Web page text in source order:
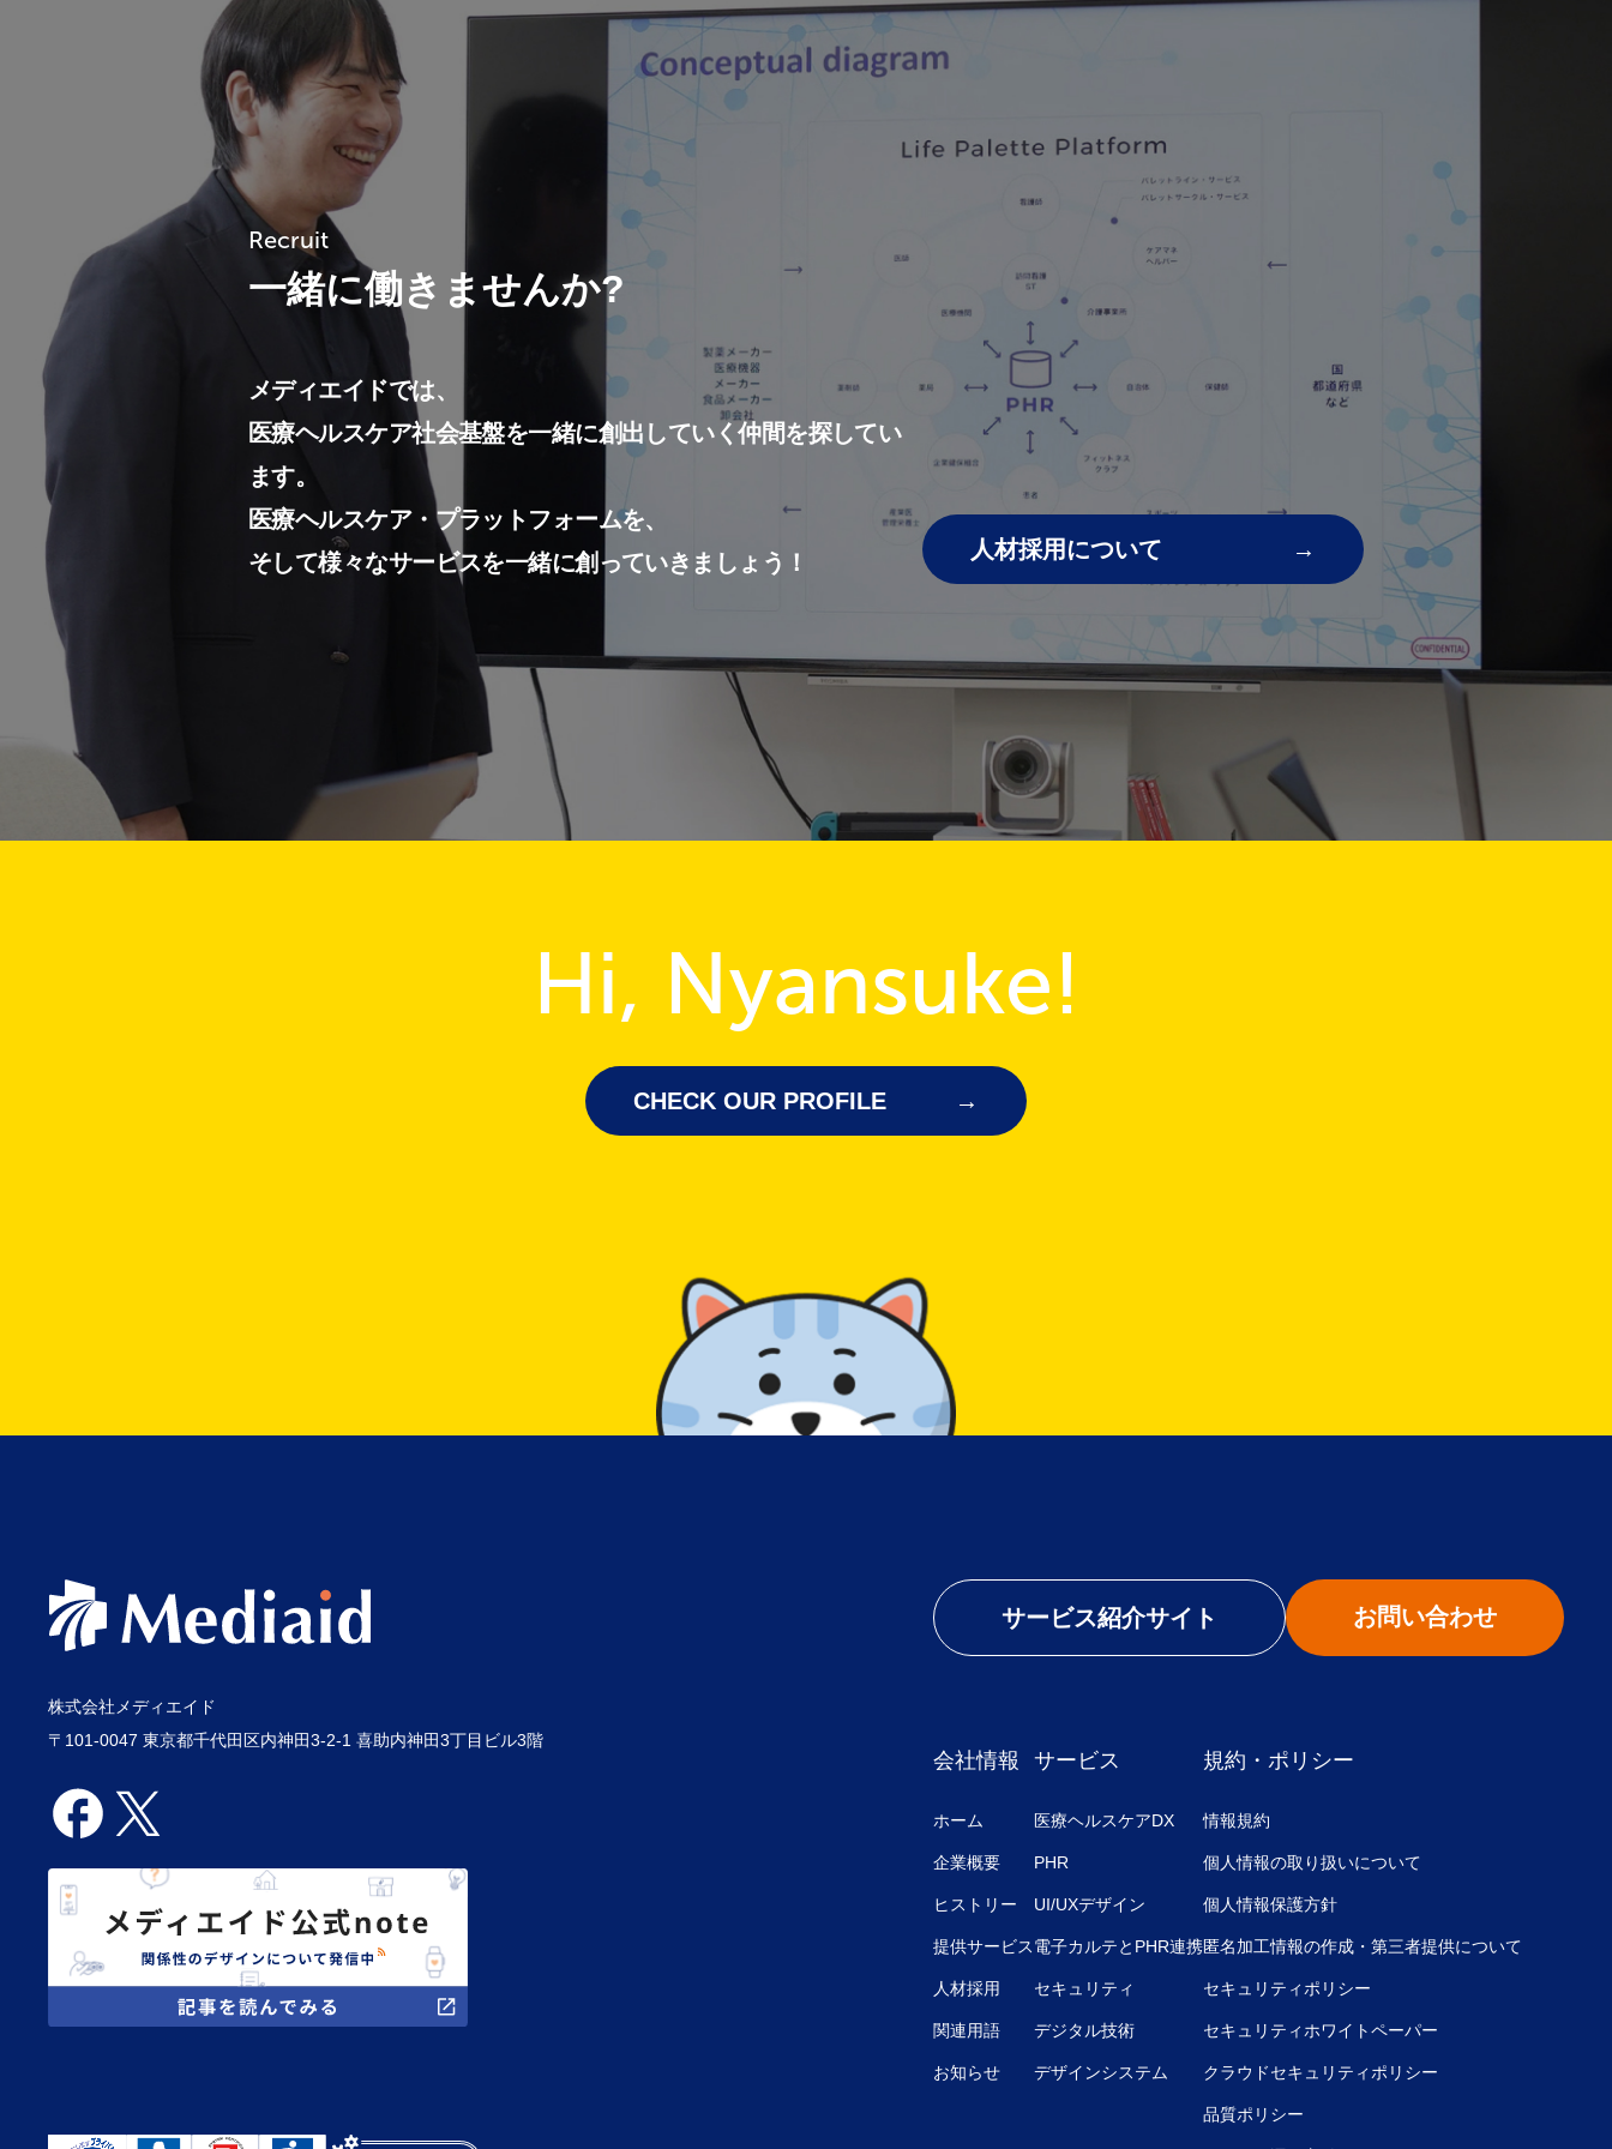
Recruit
一緒に働きませんか?
メディエイドでは、
医療ヘルスケア社会基盤を一緒に創出していく仲間を探してい
ます。
医療ヘルスケア・プラットフォームを、
そして様々なサービスを一緒に創っていきましょう！
人材採用について
Hi, Nyansuke!
CHECK OUR PROFILE
株式会社メディエイド
〒101-0047 東京都千代田区内神田3-2-1 喜助内神田3丁目ビル3階
サービス紹介サイト お問い合わせ
会社情報
ホーム
企業概要
ヒストリー
提供サービス
人材採用
関連用語
お知らせ
サービス
医療ヘルスケアDX
PHR
UI/UXデザイン
電子カルテとPHR連携
セキュリティ
デジタル技術
デザインシステム
規約・ポリシー
情報規約
個人情報の取り扱いについて
個人情報保護方針
匿名加工情報の作成・第三者提供について
セキュリティポリシー
セキュリティホワイトペーパー
クラウドセキュリティポリシー
品質ポリシー